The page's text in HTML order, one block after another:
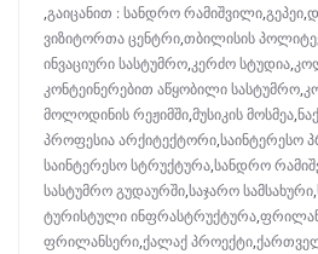
,გაიცანით : სანდრო რამიშვილი,გეპეი,
ვიზიტორთა ცენტრი,თბილისის
ინვაციური სასტუმრო,კერძო სტუდია,
კონტეინერებით აწყობილი სასტუმრო,
მოლოდინის რეჟიმში,მუსიკის მოსმეა,
პროფესია არქიტექტორი,საინტერესო
საინტერესო სტრუქტურა,სანდრო
სასტუმრო გუდაურში,საჯარო სამსახური,
ტურისტული ინფრასტრუქტურა,
ფრილანსერი,ქალაქ პროექტი,